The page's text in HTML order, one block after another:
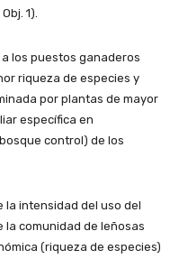
1).
los puestos ganaderos
riqueza de especies y
por plantas de mayor
específica en
control) de los
la intensidad del uso del
comunidad de leñosas
(riqueza de especies)